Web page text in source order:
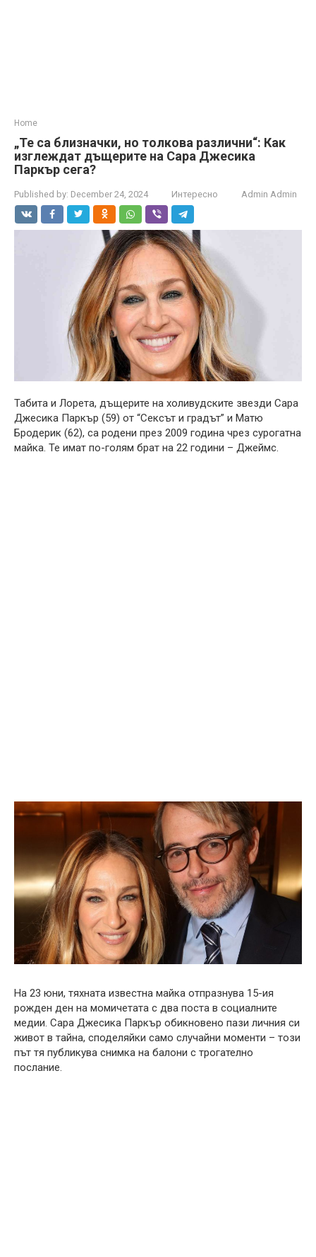
Home
„Те са близначки, но толкова различни“: Как
изглеждат дъщерите на Сара Джесика
Паркър сега?
Published by: December 24, 2024 Интересно Admin Admin
Табита и Лорета, дъщерите на холивудските звезди Сара
Джесика Паркър (59) от “Сексът и градът” и Матю
Бродерик (62), са родени през 2009 година чрез сурогатна
майка. Те имат по-голям брат на 22 години – Джеймс.
На 23 юни, тяхната известна майка отпразнува 15-ия
рожден ден на момичетата с два поста в социалните
медии. Сара Джесика Паркър обикновено пази личния си
живот в тайна, споделяйки само случайни моменти – този
път тя публикува снимка на балони с трогателно
послание.